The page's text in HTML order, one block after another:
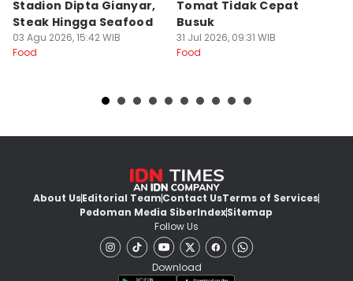
Stadion Dipta Gianyar,
Steak Hingga Seafood
03 Agu 2026, 15:42 WIB
Food
Tomat Tidak Cepat
Busuk
31 Jul 2026, 09:31 WIB
Food
About UsEditorial TeamContact UsTerms of Services
Pedoman Media SiberIndexSitemap
Follow Us
Download